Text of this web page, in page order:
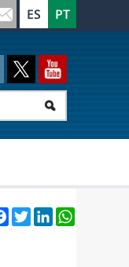
Facebook
TwitterLinkedInWhatsApp